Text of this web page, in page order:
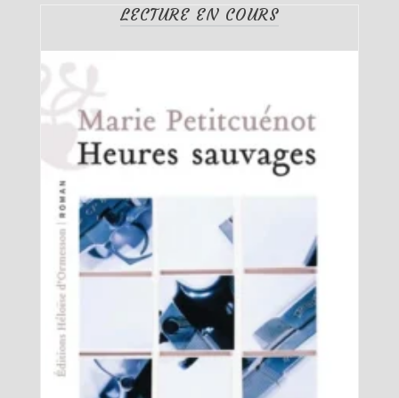
LECTURE EN COURS